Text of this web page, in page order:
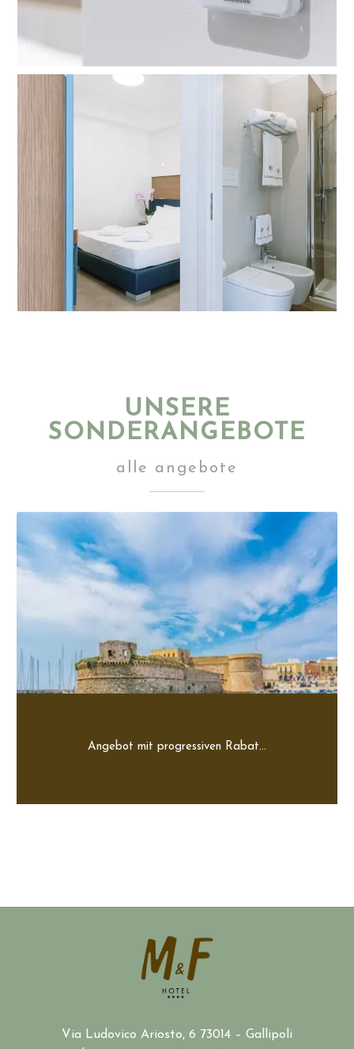
UNSERE
SONDERANGEBOTE
alle angebote
Angebot mit progressiven Rabat...
Via Ludovico Ariosto, 6 73014 – Gallipoli